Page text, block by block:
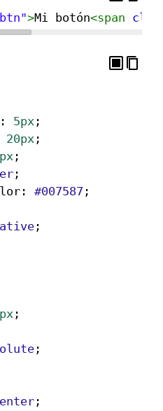
>Mi botón<span
: 5px ;
20px ;
;
;
: #007587 ;
;
;
;
;